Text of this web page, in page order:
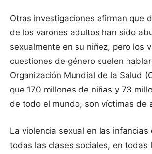
Otras investigaciones afirman que
de los varones adultos han sido
sexualmente en su niñez, pero los
cuestiones de género suelen
Organización Mundial de la Salud
que 170 millones de niñas y 73
de todo el mundo, son víctimas de
La violencia sexual en las infancias
todas las clases sociales, en todas